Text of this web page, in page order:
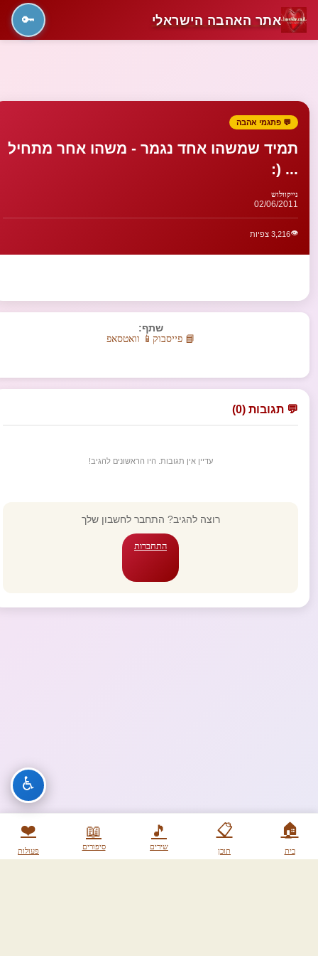
אתר האהבה הישראלי 🔑
🏠
בית
📋
תוכן
🎵
שירים
📖
סיפורים
❤️
פעולות
💬 פתגמי אהבה
תמיד שמשהו אחד נגמר - משהו אחר מתחיל
... (:
נייקוולוש
02/06/2011
👁️3,216 צפיות
שתף:
📘 פייסבוק 📱 וואטסאפ
💬 תגובות (0)
עדיין אין תגובות. היו הראשונים להגיב!
רוצה להגיב? התחבר לחשבון שלך
התחברות
♿